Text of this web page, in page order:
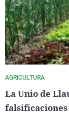
AGRICULTURA
La Unio de